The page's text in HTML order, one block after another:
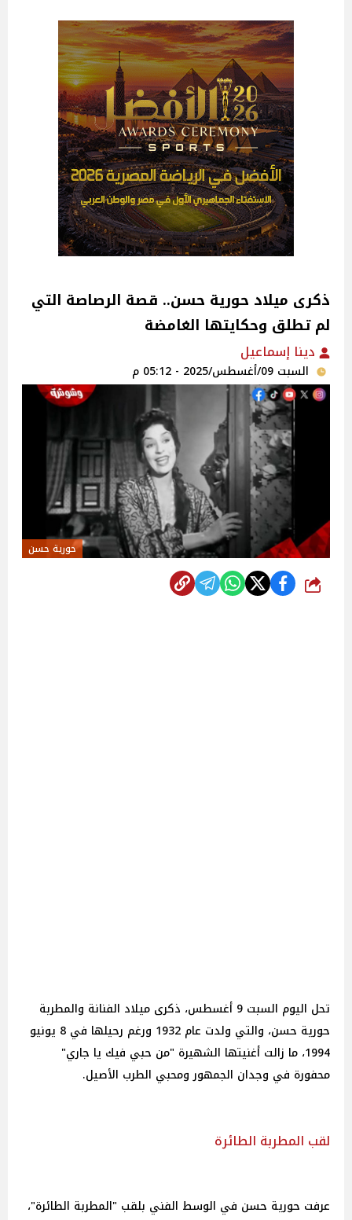
ذكرى ميلاد حورية حسن.. قصة الرصاصة التي
لم تطلق وحكايتها الغامضة‎
دينا إسماعيل
السبت 09/أغسطس/2025 - 05:12 م
حورية حسن
شارك
تحل اليوم السبت 9 أغسطس، ذكرى ميلاد الفنانة والمطربة
حورية حسن، والتي ولدت عام 1932 ورغم رحيلها في 8 يونيو
1994، ما زالت أغنيتها الشهيرة "من حبي فيك يا جاري"
محفورة في وجدان الجمهور ومحبي الطرب الأصيل.
لقب المطربة الطائرة
عرفت حورية حسن في الوسط الفني بلقب "المطربة الطائرة"،